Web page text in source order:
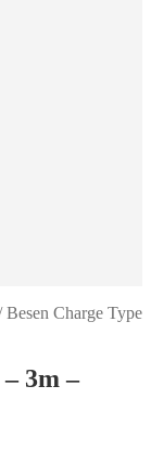
Besen Charge Type
3m –